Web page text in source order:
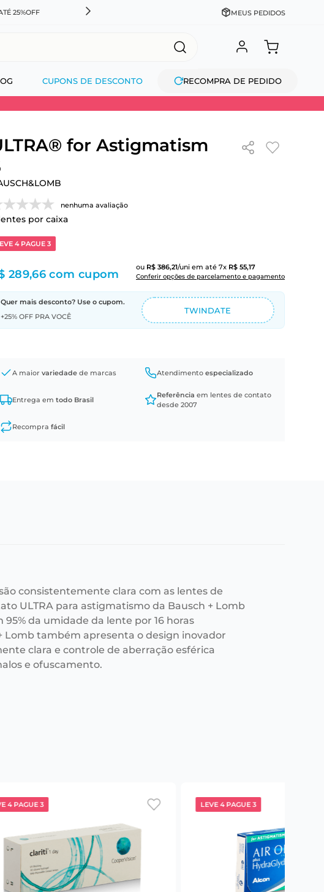
25%OFF DESCONTO NO PIX OU À VISTA + PARCELAMENTO EM
MEUS PEDIDOS
CUPONS DE DESCONTO RECOMPRA DE PEDIDO
for Astigmatism
nenhuma avaliação
por caixa
4 PAGUE 3
289,66 com cupom
ou R$ 386,21/uni em até 7x R$ 55,17
Conferir opções de parcelamento e pagamento
Quer mais desconto? Use o cupom.
+25% OFF PRA VOCÊ
TWINDATE
A maior variedadede marcas Atendimentoespecializado
Entrega em todo Brasil
Referência em lentes de contato
desde 2007
Recompra fácil
consistentemente clara com as lentes de
ULTRA para astigmatismo da Bausch + Lomb
da umidade da lente por 16 horas
Lomb também apresenta o design inovador
clara e controle de aberração esférica
e ofuscamento.
4 PAGUE 3 LEVE 4 PAGUE 3